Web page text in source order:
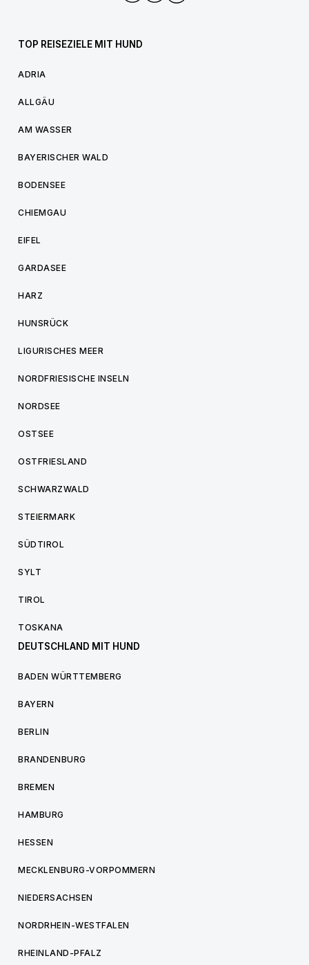
TOP REISEZIELE MIT HUND
ADRIA
ALLGÄU
AM WASSER
BAYERISCHER WALD
BODENSEE
CHIEMGAU
EIFEL
GARDASEE
HARZ
HUNSRÜCK
LIGURISCHES MEER
NORDFRIESISCHE INSELN
NORDSEE
OSTSEE
OSTFRIESLAND
SCHWARZWALD
STEIERMARK
SÜDTIROL
SYLT
TIROL
TOSKANA
DEUTSCHLAND MIT HUND
BADEN WÜRTTEMBERG
BAYERN
BERLIN
BRANDENBURG
BREMEN
HAMBURG
HESSEN
MECKLENBURG-VORPOMMERN
NIEDERSACHSEN
NORDRHEIN-WESTFALEN
RHEINLAND-PFALZ